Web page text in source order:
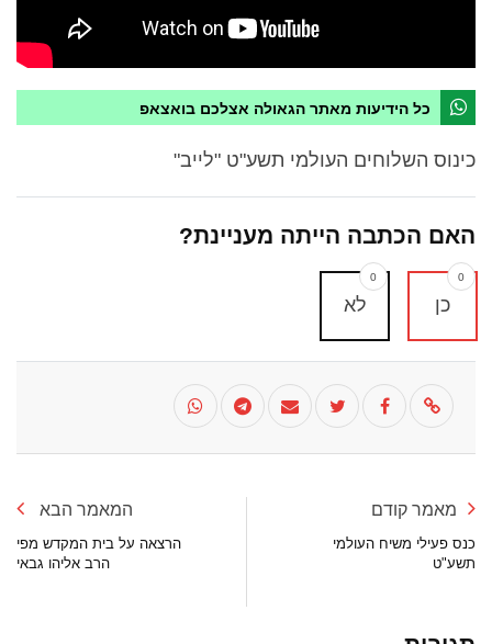
כל הידיעות מאתר הגאולה אצלכם בואצאפ
כינוס השלוחים העולמי תשע"ט "לייב"
האם הכתבה הייתה מעניינת?
כן
0
לא
0
מאמר קודם
כנס פעילי משיח העולמי
תשע"ט
המאמר הבא
הרצאה על בית המקדש מפי
הרב אליהו גבאי